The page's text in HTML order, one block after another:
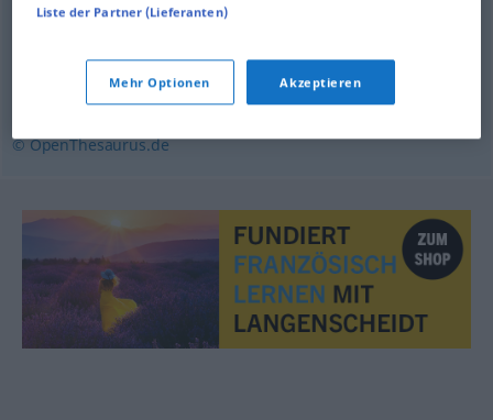
Gleichgewicht,Balance
© OpenThesaurus.de
Liste der Partner (Lieferanten)
Mehr Optionen Akzeptieren